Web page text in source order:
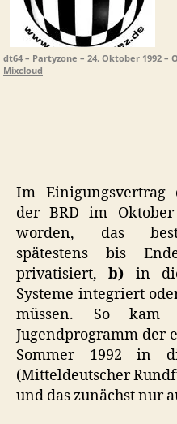
dt64 – Partyzone – 24. Oktober 1992
Mixcloud
Im Einigungsvertrag
der BRD im
worden, das
spätestens bis
privatisiert,b) in
Systeme integriert
müssen. So
Jugendprogramm der
Sommer 1992 in
(Mitteldeutscher
und das zunächst nur